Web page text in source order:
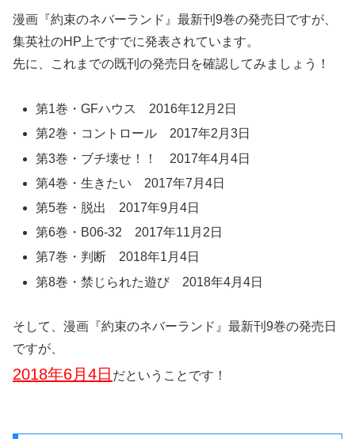
漫画『約束のネバーランド』最新刊9巻の発売日ですが、
集英社のHP上ですでに発表されています。
先に、これまでの既刊の発売日を確認してみましょう！
第1巻・GFハウス 2016年12月2日
第2巻・コントロール 2017年2月3日
第3巻・ブチ壊せ！！ 2017年4月4日
第4巻・生きたい 2017年7月4日
第5巻・脱出 2017年9月4日
第6巻・B06-32 2017年11月2日
第7巻・判断 2018年1月4日
第8巻・禁じられた遊び 2018年4月4日
そして、漫画『約束のネバーランド』最新刊9巻の発売日
ですが、
2018年6月4日 だということです！